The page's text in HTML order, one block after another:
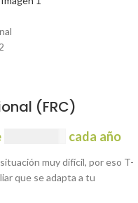
(FRC)
cada año
muy difícil, por eso T-
que se adapta a tu